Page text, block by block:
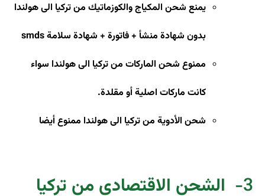
يمنع شحن المكياج والكوزماتيك من تركيا الى هولندا
بدون شهادة منشأ + فاتورة + شهادة سلامةsmds
ممنوع شحن الماركات من تركيا الى هولندا سواء
كانت ماركات اصلية أو مقلدة.
شحن الأدوية من تركيا الى هولندا ممنوع أيضا
3-
الشحن الاقتصادي من تركيا